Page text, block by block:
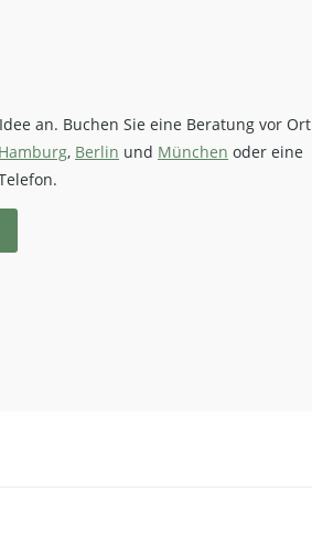
an. Buchen Sie eine Beratung vor Ort
Hamburg, Berlin und München oder eine